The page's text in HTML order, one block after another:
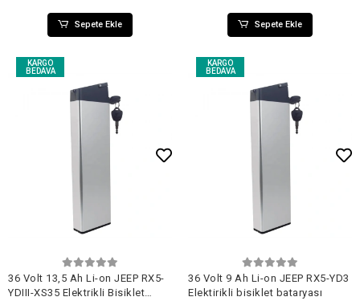
Sepete Ekle Sepete Ekle
KARGO
BEDAVA
Sepete Ekle
36 Volt 13,5 Ah Li-on JEEP RX5-
YDIII-XS35 Elektrikli Bisiklet
KARGO
BEDAVA
Sepete Ekle
36 Volt 9 Ah Li-on JEEP RX5-YD3
Elektirikli bisiklet bataryası